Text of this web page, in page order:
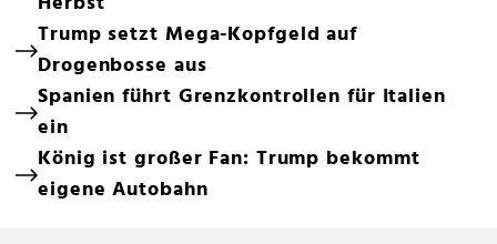
Trump setzt Mega-Kopfgeld auf
Drogenbosse aus
Spanien führt Grenzkontrollen für Italien
ein
König ist großer Fan: Trump bekommt
eigene Autobahn